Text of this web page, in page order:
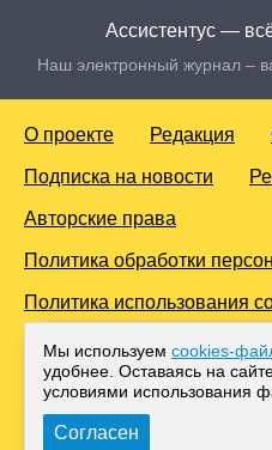
Ассистентус —
Наш электронный журнал –
О проекте Редакция
Подписка на новости
Авторские права
Политика обработки
Политика использования
© 2016-2026 Все права
Любое копирование
Интернет, либо печатных
Администрацией проекта,
Мы используем cookies-
удобнее. Оставаясь на
условиями использования
Согласен